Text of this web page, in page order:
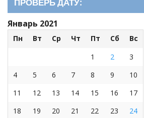
Январь 2021
Пн Вт Ср Чт Пт Сб
Вс
1
2
3
4
5 6 7 8 9
10
11
12 13 14 15 16
17
18
19 20 21 22 23
24